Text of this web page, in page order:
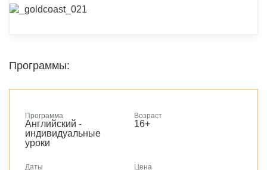
Программы:
Программа
Английский -
индивидуальные
уроки
Возраст
16+
Даты Цена